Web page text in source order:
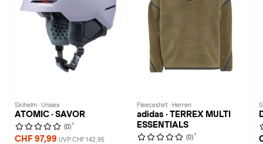
Skihelm · Unisex
ATOMIC · SAVOR
(0) 1
CHF 97,99 UVP CHF 142,95
Fleeceshirt · Herren
adidas · TERREX MULTI
ESSENTIALS
(0) 1